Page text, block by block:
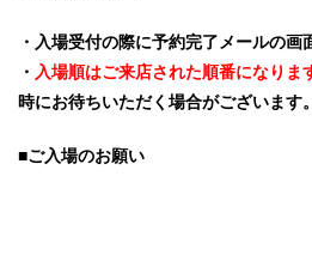
・入場受付の際に予約完了メールの画
・ 入場順はご来店された順番になりま
時にお待ちいただく場合がございます
■ご入場のお願い